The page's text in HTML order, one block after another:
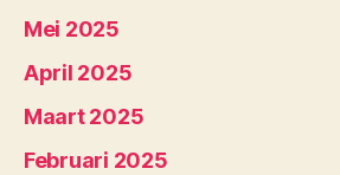
Mei 2025
April 2025
Maart 2025
Februari 2025